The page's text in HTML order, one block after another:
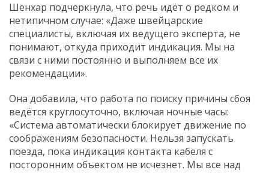
Шенхар подчеркнула, что речь идёт о редком и
нетипичном случае: «Даже швейцарские
специалисты, включая их ведущего эксперта, не
понимают, откуда приходит индикация. Мы на
связи с ними постоянно и выполняем все их
рекомендации».
Она добавила, что работа по поиску причины сбоя
ведётся круглосуточно, включая ночные часы:
«Система автоматически блокирует движение по
соображениям безопасности. Нельзя запускать
поезда, пока индикация контакта кабеля с
посторонним объектом не исчезнет. Мы все над